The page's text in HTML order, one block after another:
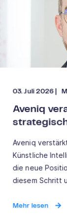
03. Juli 2026
Aveniq
Aveniq
Künstliche
die neue
diesem Schritt
Mehr lesen